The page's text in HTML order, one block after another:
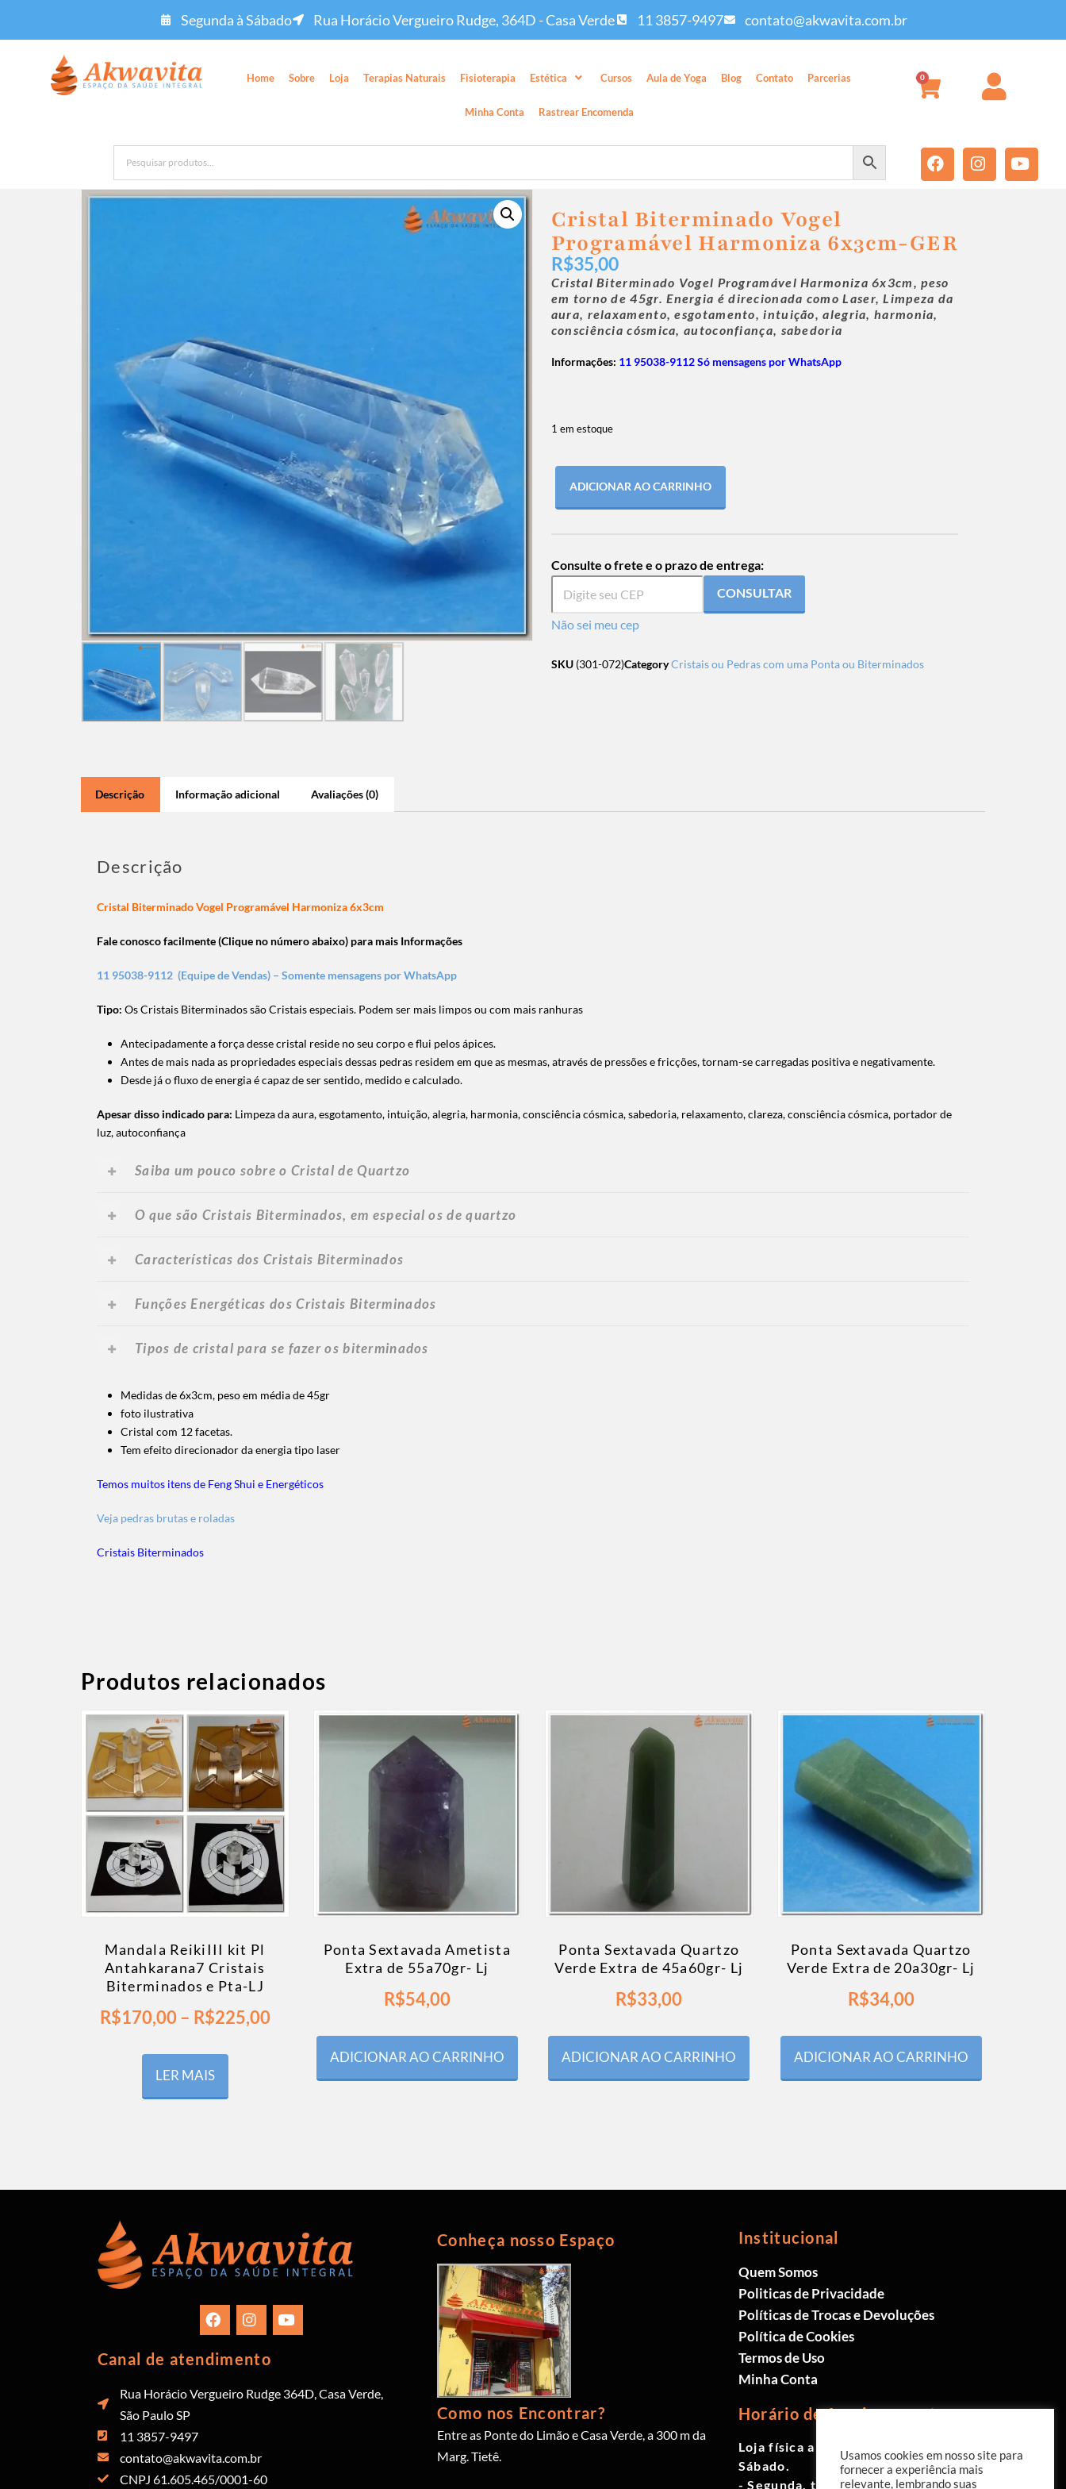
Segunda à Sábado Rua Horácio Vergueiro Rudge, 364D - Casa Verde 11 3857-9497 contato@akwavita.com.br
Home Sobre Loja Terapias Naturais Fisioterapia Estética Cursos Aula de Yoga Blog Contato Parcerias
Minha Conta Rastrear Encomenda
0
Cristal Biterminado Vogel
Programável Harmoniza 6x3cm-GER
R$35,00
Cristal Biterminado Vogel Programável Harmoniza 6x3cm, peso
em torno de 45gr.Energia é direcionada como Laser,Limpeza da
aura, relaxamento, esgotamento, intuição, alegria, harmonia,
consciência cósmica, autoconfiança, sabedoria
Informações: 11 95038-9112 Só mensagens por WhatsApp
1 em estoque
ADICIONAR AO CARRINHO
Consulte o frete e o prazo de entrega:
CONSULTAR
Não sei meu cep
SKU (301-072)CategoryCristais ou Pedras com uma Ponta ou Biterminados
Descrição Informação adicional Avaliações (0)
Descrição
Cristal Biterminado Vogel Programável Harmoniza 6x3cm
Fale conosco facilmente (Clique no número abaixo) para mais Informações
11 95038-9112 (Equipe de Vendas) – Somente mensagens por WhatsApp
Tipo: Os Cristais Biterminados são Cristais especiais. Podem ser mais limpos ou com mais ranhuras
Antecipadamente a força desse cristal reside no seu corpo e flui pelos ápices.
Antes de mais nada as propriedades especiais dessas pedras residem em que as mesmas, através de pressões e fricções, tornam-se carregadas positiva e negativamente.
Desde já o fluxo de energia é capaz de ser sentido, medido e calculado.
Apesar disso indicado para: Limpeza da aura, esgotamento, intuição, alegria, harmonia, consciência cósmica, sabedoria, relaxamento, clareza, consciência cósmica, portador de
luz, autoconfiança
Saiba um pouco sobre o Cristal de Quartzo
O que são Cristais Biterminados, em especial os de quartzo
Características dos Cristais Biterminados
Funções Energéticas dos Cristais Biterminados
Tipos de cristal para se fazer os biterminados
Medidas de 6x3cm, peso em média de 45gr
foto ilustrativa
Cristal com 12 facetas.
Tem efeito direcionador da energia tipo laser
Temos muitos itens de Feng Shui e Energéticos
Veja pedras brutas e roladas
Cristais Biterminados
Produtos relacionados
Mandala ReikiIII kit Pl
Antahkarana7 Cristais
Biterminados e Pta-LJ
R$170,00– R$225,00
LER MAIS
Ponta Sextavada Ametista
Extra de 55a70gr- Lj
R$54,00
ADICIONAR AO CARRINHO
Ponta Sextavada Quartzo
Verde Extra de 45a60gr- Lj
R$33,00
ADICIONAR AO CARRINHO
Ponta Sextavada Quartzo
Verde Extra de 20a30gr- Lj
R$34,00
ADICIONAR AO CARRINHO
Canal de atendimento
Rua Horácio Vergueiro Rudge 364D, Casa Verde,
São Paulo SP
11 3857-9497
contato@akwavita.com.br
CNPJ 61.605.465/0001-60
Conheça nosso Espaço
Como nos Encontrar?
Entre as Ponte do Limão e Casa Verde, a 300 m da
Marg. Tietê.
Institucional
Quem Somos
Politicas de Privacidade
Políticas de Trocas e Devoluções
Política de Cookies
Termos de Uso
Minha Conta
Horário de funcionamento
Loja física aberta de Segunda à
Sábado.
- Segunda, terça e quinta das 9h às
Usamos cookies em nosso site para
fornecer a experiência mais
relevante, lembrando suas